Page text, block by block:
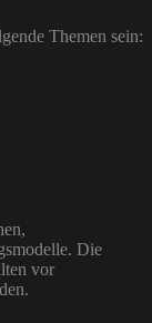
Themen sein:
Die
vor